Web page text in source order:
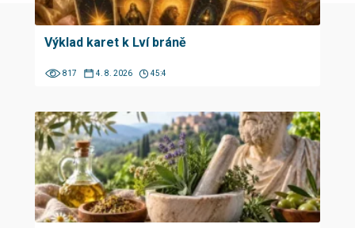
Výklad karet k Lví bráně
817 4. 8. 2026 45:4